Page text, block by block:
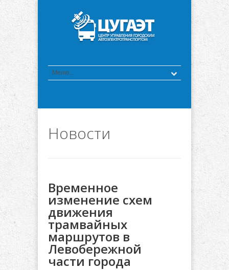
Новости
Временное
изменение схем
движения
трамвайных
маршрутов в
Левобережной
части города